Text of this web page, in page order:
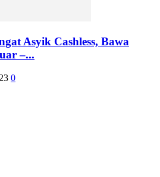
Asyik Cashless, Bawa
–...
0